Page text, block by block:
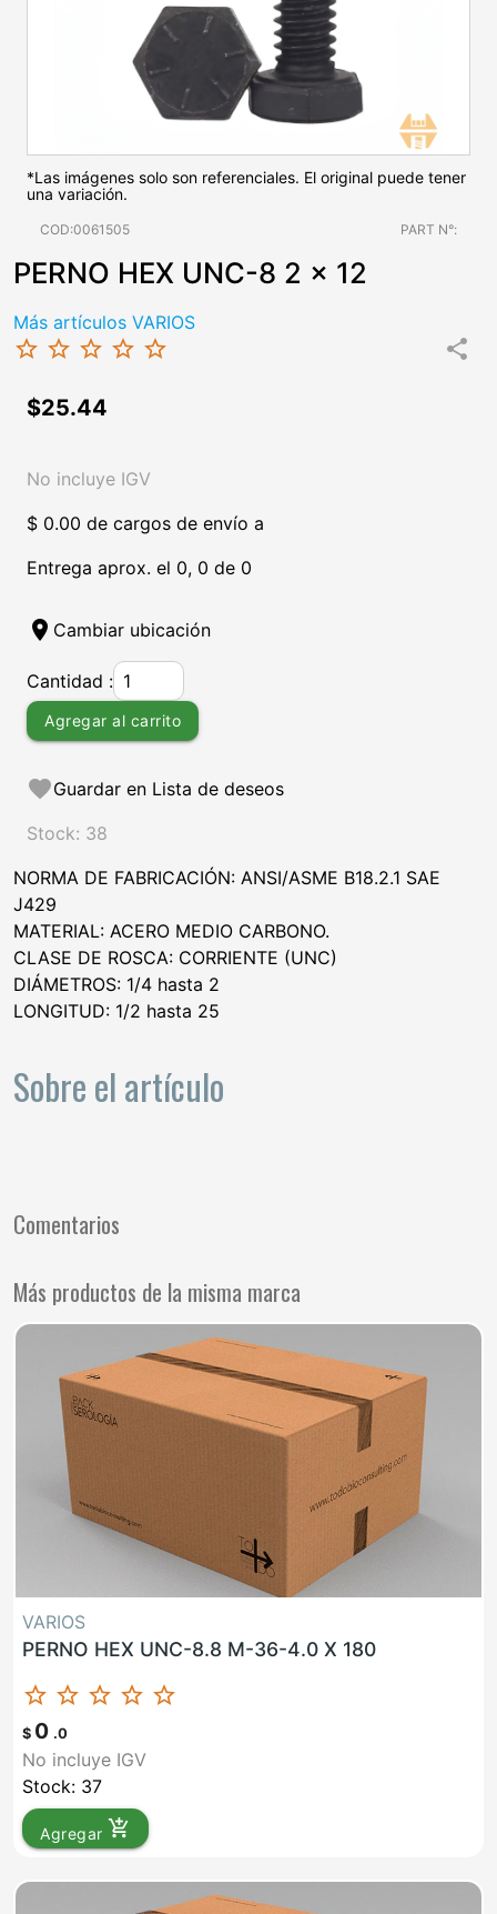
*Las imágenes solo son referenciales. El original puede tener
una variación.
COD:0061505 PART N°:
PERNO HEX UNC-8 2 x 12
Más artículos VARIOS
star_border star_border star_border star_border star_border share
$25.44
No incluye IGV
$ 0.00 de cargos de envío a
Entrega aprox. el 0, 0 de 0
location_on Cambiar ubicación
Cantidad :
Agregar al carrito
favoriteGuardar en Lista de deseos
Stock: 38
NORMA DE FABRICACIÓN: ANSI/ASME B18.2.1 SAE
J429
MATERIAL: ACERO MEDIO CARBONO.
CLASE DE ROSCA: CORRIENTE (UNC)
DIÁMETROS: 1/4 hasta 2
LONGITUD: 1/2 hasta 25
Sobre el artículo
Comentarios
Más productos de la misma marca
VARIOS
PERNO HEX UNC-8.8 M-36-4.0 X 180
star_border star_border star_border star_border star_border
$ 0 .0
No incluye IGV
Stock: 37
Agregar add_shopping_cart